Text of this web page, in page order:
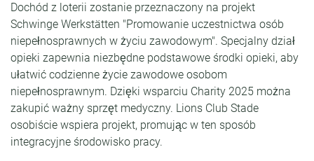
Dochód z loterii zostanie przeznaczony na projekt
Schwinge Werkstätten "Promowanie uczestnictwa osób
niepełnosprawnych w życiu zawodowym". Specjalny dział
opieki zapewnia niezbędne podstawowe środki opieki, aby
ułatwić codzienne życie zawodowe osobom
niepełnosprawnym. Dzięki wsparciu Charity 2025 można
zakupić ważny sprzęt medyczny. Lions Club Stade
osobiście wspiera projekt, promując w ten sposób
integracyjne środowisko pracy.